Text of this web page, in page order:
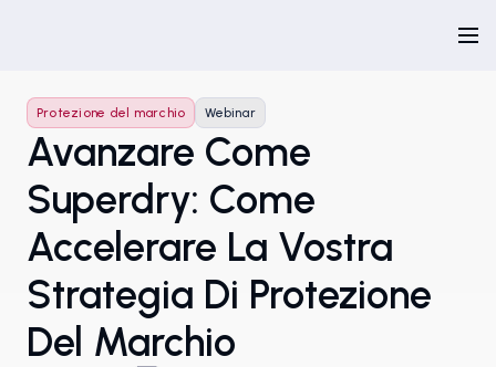
Protezione del marchio Webinar
Avanzare Come
Superdry: Come
Accelerare La Vostra
Strategia Di Protezione
Del Marchio